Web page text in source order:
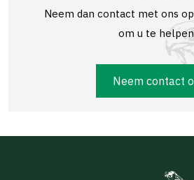
Neem dan contact met ons
om u te
Neem contact